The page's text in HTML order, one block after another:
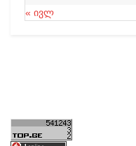
« ივლ